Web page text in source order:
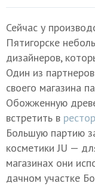
Сейчас у
Пятигорске
дизайнеров,
Один из
своего магазина
Обожженную
встретить в
Большую партию
косметики JU —
магазинах они
дачном участке